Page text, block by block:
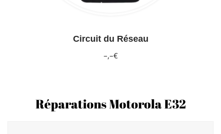
Circuit du Réseau
–,–€
Réparations Motorola E32